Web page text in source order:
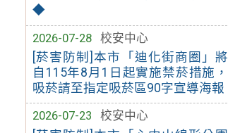
◆
2026-07-28
校安中心
[菸害防制]本市「迪化街商圈」將
自115年8月1日起實施禁菸措施，
吸菸請至指定吸菸區90字宣導海報
2026-07-23
校安中心